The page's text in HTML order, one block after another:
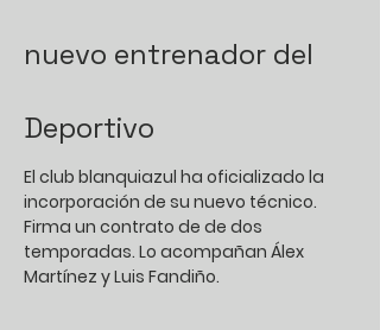
nuevo entrenador del
Deportivo
El club blanquiazul ha oficializado la
incorporación de su nuevo técnico.
Firma un contrato de de dos
temporadas. Lo acompañan Álex
Martínez y Luis Fandiño.